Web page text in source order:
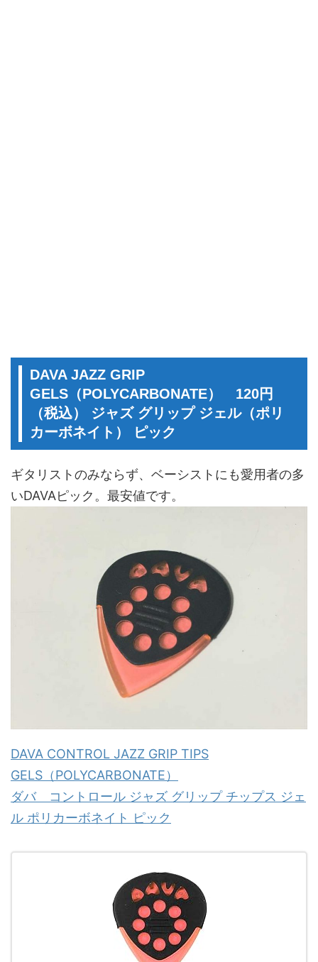
DAVA JAZZ GRIP
GELS（POLYCARBONATE） 120円
（税込） ジャズ グリップ ジェル（ポリ
カーボネイト） ピック
ギタリストのみならず、ベーシストにも愛用者の多
いDAVAピック。最安値です。
DAVA CONTROL JAZZ GRIP TIPS
GELS（POLYCARBONATE）
ダバ コントロール ジャズ グリップ チップス ジェ
ル ポリカーボネイト ピック